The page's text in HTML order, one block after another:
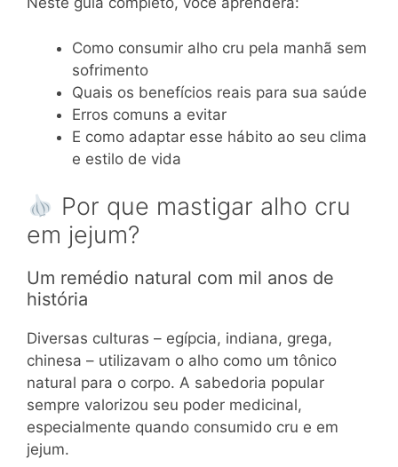
Como consumir alho cru pela manhã sem
sofrimento
Quais os benefícios reais para sua saúde
Erros comuns a evitar
E como adaptar esse hábito ao seu clima
e estilo de vida
Por que mastigar alho cru
em jejum?
Um remédio natural com mil anos de
história
Diversas culturas – egípcia, indiana, grega,
chinesa – utilizavam o alho como um tônico
natural para o corpo. A sabedoria popular
sempre valorizou seu poder medicinal,
especialmente quando consumido cru e em
jejum.